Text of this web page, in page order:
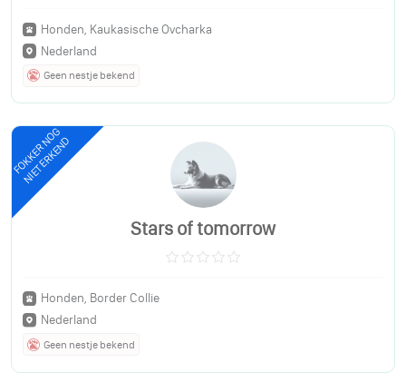
Honden, Kaukasische Ovcharka
Nederland
Geen nestje bekend
FOKKER NOG
NIET ERKEND
Stars of tomorrow
Honden, Border Collie
Nederland
Geen nestje bekend